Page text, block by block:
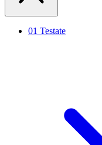
01 Testate